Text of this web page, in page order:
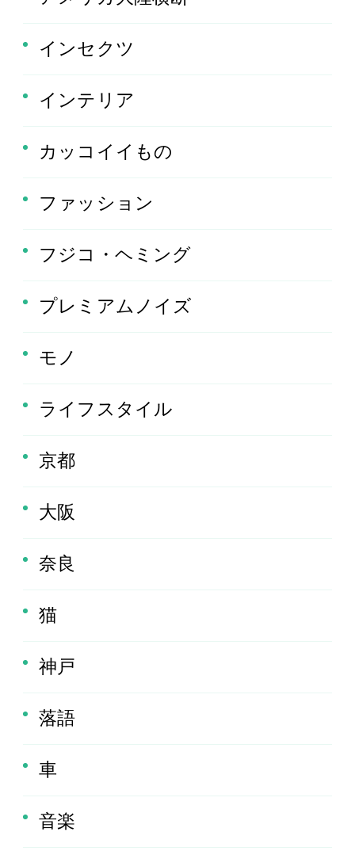
インセクツ
インテリア
カッコイイもの
ファッション
フジコ・ヘミング
プレミアムノイズ
モノ
ライフスタイル
京都
大阪
奈良
猫
神戸
落語
車
音楽